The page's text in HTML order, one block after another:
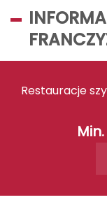
Restauracje